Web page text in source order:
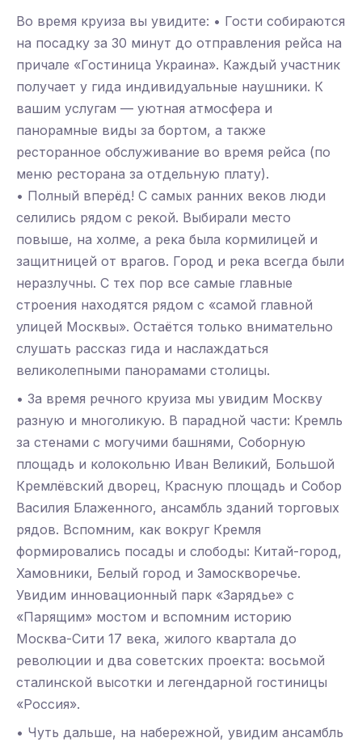
Во время круиза вы увидите: • Гости собираются
на посадку за 30 минут до отправления рейса на
причале «Гостиница Украина». Каждый участник
получает у гида индивидуальные наушники. К
вашим услугам — уютная атмосфера и
панорамные виды за бортом, а также
ресторанное обслуживание во время рейса (по
меню ресторана за отдельную плату).
• Полный вперёд! С самых ранних веков люди
селились рядом с рекой. Выбирали место
повыше, на холме, а река была кормилицей и
защитницей от врагов. Город и река всегда были
неразлучны. С тех пор все самые главные
строения находятся рядом с «самой главной
улицей Москвы». Остаётся только внимательно
слушать рассказ гида и наслаждаться
великолепными панорамами столицы.
• За время речного круиза мы увидим Москву
разную и многоликую. В парадной части: Кремль
за стенами с могучими башнями, Соборную
площадь и колокольню Иван Великий, Большой
Кремлёвский дворец, Красную площадь и Собор
Василия Блаженного, ансамбль зданий торговых
рядов. Вспомним, как вокруг Кремля
формировались посады и слободы: Китай-город,
Хамовники, Белый город и Замоскворечье.
Увидим инновационный парк «Зарядье» с
«Парящим» мостом и вспомним историю
Москва-Сити 17 века, жилого квартала до
революции и два советских проекта: восьмой
сталинской высотки и легендарной гостиницы
«Россия».
• Чуть дальше, на набережной, увидим ансамбль